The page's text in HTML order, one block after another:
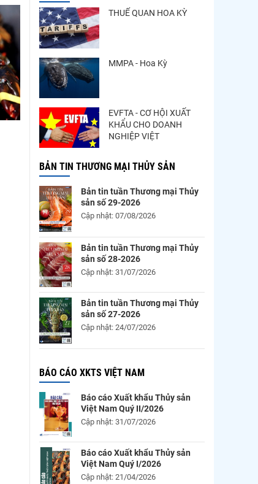
THUẾ QUAN HOA KỲ
MMPA - Hoa Kỳ
EVFTA - CƠ HỘI XUẤT
KHẨU CHO DOANH
NGHIỆP VIỆT
BẢN TIN THƯƠNG MẠI THỦY SẢN
Bản tin tuần Thương mại Thủy
sản số 29-2026
Cập nhật: 07/08/2026
Bản tin tuần Thương mại Thủy
sản số 28-2026
Cập nhật: 31/07/2026
Bản tin tuần Thương mại Thủy
sản số 27-2026
Cập nhật: 24/07/2026
BÁO CÁO XKTS VIỆT NAM
Báo cáo Xuất khẩu Thủy sản
Việt Nam Quý II/2026
Cập nhật: 31/07/2026
Báo cáo Xuất khẩu Thủy sản
Việt Nam Quý I/2026
Cập nhật: 21/04/2026